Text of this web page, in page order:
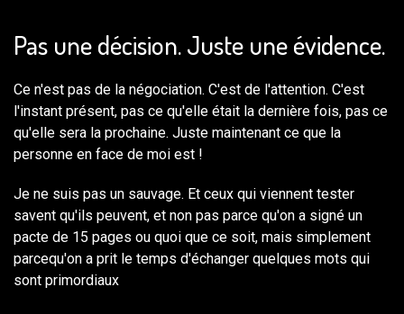
Pas une décision. Juste une évidence.
Ce n'est pas de la négociation. C'est de l'attention. C'est
l'instant présent, pas ce qu'elle était la dernière fois, pas ce
qu'elle sera la prochaine. Juste maintenant ce que la
personne en face de moi est !
Je ne suis pas un sauvage. Et ceux qui viennent tester
savent qu'ils peuvent, et non pas parce qu'on a signé un
pacte de 15 pages ou quoi que ce soit, mais simplement
parcequ'on a prit le temps d'échanger quelques mots qui
sont primordiaux